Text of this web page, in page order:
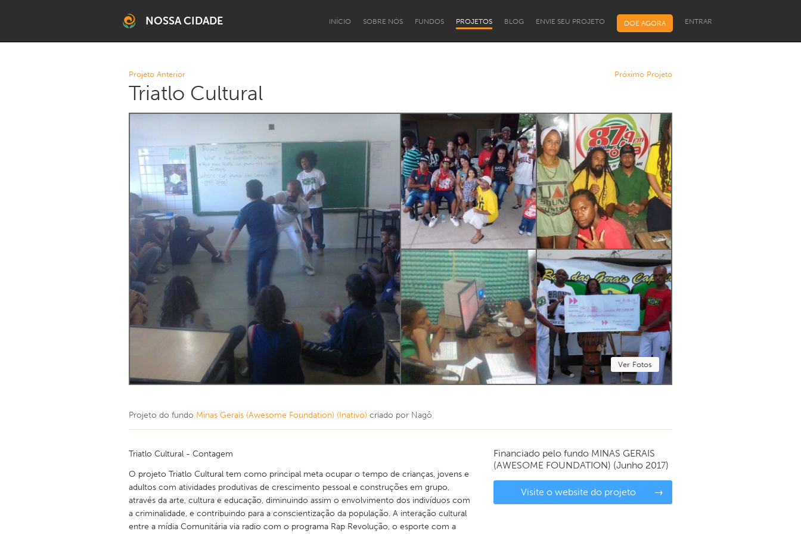
NOSSA CIDADE INÍCIO SOBRE NÓS FUNDOS PROJETOS BLOG ENVIE SEU PROJETO DOE AGORA ENTRAR
BELO HORIZONTE
Grande Belo Horizonte
TEMÁTICO
Climático RMBH
Fortalecimento Institucional PCD e Terceira Idade Pessoas Migrantes
Programa de Bolsas para
Líderes Comunitários
Projeto Anterior Próximo Projeto
Triatlo Cultural
Ver Fotos
Projeto do fundo Minas Gerais (Awesome Foundation) (Inativo) criado por Nagô
Triatlo Cultural - Contagem
O projeto Triatlo Cultural tem como principal meta ocupar o tempo de crianças, jovens e
adultos com atividades produtivas de crescimento pessoal e construções em grupo,
através da arte, cultura e educação, diminuindo assim o envolvimento dos indivíduos com
a criminalidade, e contribuindo para a conscientização da população. A interação cultural
entre a mídia Comunitária via radio com o programa Rap Revolução, o esporte com a
Financiado pelo fundo MINAS GERAIS
(AWESOME FOUNDATION) (Junho 2017)
Visite o website do projeto →